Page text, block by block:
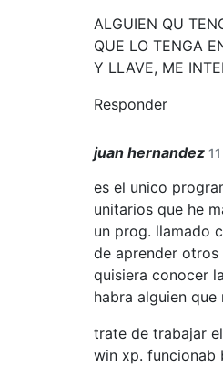
ALGUIEN QU
QUE LO TENGA
Y LLAVE, ME
Responder
juan hernandez
es el unico
unitarios que he
un prog. llamado
de aprender otros
quisiera conocer
habra alguien que
trate de trabajar
win xp. funcionab